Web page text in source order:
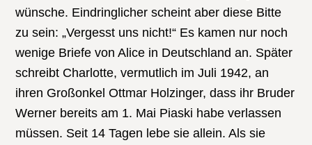
wünsche. Eindringlicher scheint aber diese Bitte
zu sein: „Vergesst uns nicht!“ Es kamen nur noch
wenige Briefe von Alice in Deutschland an. Später
schreibt Charlotte, vermutlich im Juli 1942, an
ihren Großonkel Ottmar Holzinger, dass ihr Bruder
Werner bereits am 1. Mai Piaski habe verlassen
müssen. Seit 14 Tagen lebe sie allein. Als sie